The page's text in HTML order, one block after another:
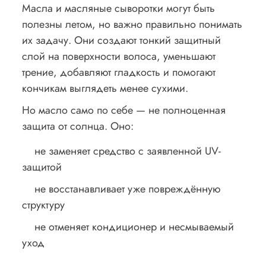
Масла и масляные сыворотки могут быть
полезны летом, но важно правильно понимать
их задачу. Они создают тонкий защитный
слой на поверхности волоса, уменьшают
трение, добавляют гладкость и помогают
кончикам выглядеть менее сухими.
Но масло само по себе — не полноценная
защита от солнца. Оно:
не заменяет средство с заявленной UV-
защитой
не восстанавливает уже повреждённую
структуру
не отменяет кондиционер и несмываемый
уход